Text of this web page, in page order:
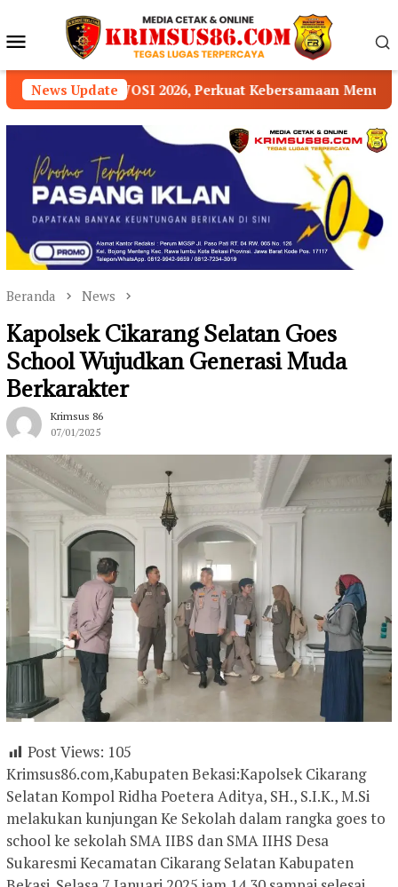
konten Menu
Mobile
News Update
2026, Perkuat Kebersamaan Menuju OKU Timur Maju
Beranda News
Kapolsek Cikarang Selatan Goes
School Wujudkan Generasi Muda
Berkarakter
Krimsus 86
07/01/2025
Post Views: 105
Krimsus86.com,Kabupaten Bekasi:Kapolsek Cikarang
Selatan Kompol Ridha Poetera Aditya, SH., S.I.K., M.Si
melakukan kunjungan Ke Sekolah dalam rangka goes to
school ke sekolah SMA IIBS dan SMA IIHS Desa
Sukaresmi Kecamatan Cikarang Selatan Kabupaten